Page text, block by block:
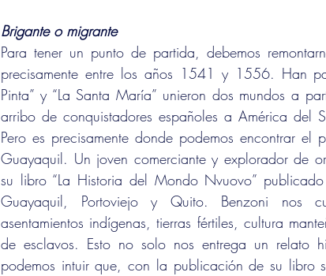
Brigante o migrante
Para tener un punto de partida, debemos
precisamente entre los años 1541 y 1556. Han
Pinta” y “La Santa María” unieron dos mundos a
arribo de conquistadores españoles a América
Pero es precisamente donde podemos encontrar
Guayaquil. Un joven comerciante y explorador de
su libro “La Historia del Mondo Nvuovo”
Guayaquil, Portoviejo y Quito. Benzoni nos
asentamientos indígenas, tierras fértiles, cultura
de esclavos. Esto no solo nos entrega un relato
podemos intuir que, con la publicación de su libro